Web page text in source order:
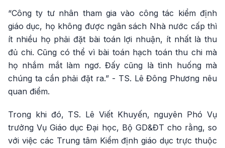
“Công ty tư nhân tham gia vào công tác kiểm định
giáo dục, họ không được ngân sách Nhà nước cấp thì
ít nhiều họ phải đặt bài toán lợi nhuận, ít nhất là thu
đủ chi. Cũng có thể vì bài toán hạch toán thu chi mà
họ nhắm mắt làm ngơ. Đấy cũng là tình huống mà
chúng ta cần phải đặt ra.” - TS. Lê Đông Phương nêu
quan điểm.
Trong khi đó, TS. Lê Viết Khuyến, nguyên Phó Vụ
trưởng Vụ Giáo dục Đại học, Bộ GD&ĐT cho rằng, so
với việc các Trung tâm Kiểm định giáo dục trực thuộc